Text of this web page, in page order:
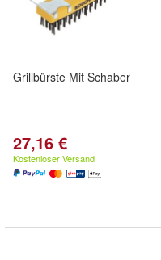
Grillbürste Mit Schaber
27,16 €
Kostenloser Versand